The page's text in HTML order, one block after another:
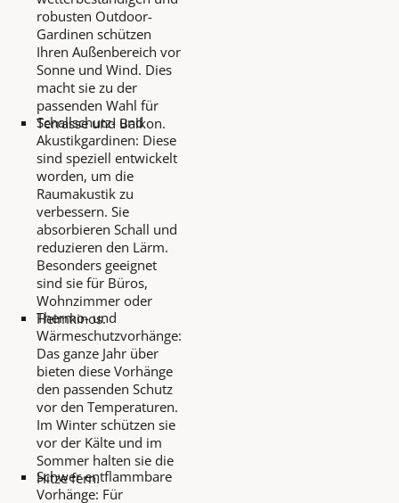
robusten Outdoor-
Gardinen schützen
Ihren Außenbereich vor
Sonne und Wind. Dies
macht sie zu der
passenden Wahl für
Terrasse und Balkon.
Schallschutz- und
Akustikgardinen: Diese
sind speziell entwickelt
worden, um die
Raumakustik zu
verbessern. Sie
absorbieren Schall und
reduzieren den Lärm.
Besonders geeignet
sind sie für Büros,
Wohnzimmer oder
Heimkinos.
Thermo- und
Wärmeschutzvorhänge:
Das ganze Jahr über
bieten diese Vorhänge
den passenden Schutz
vor den Temperaturen.
Im Winter schützen sie
vor der Kälte und im
Sommer halten sie die
Hitze fern.
Schwer entflammbare
Vorhänge: Für